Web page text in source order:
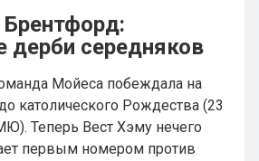
дерби середняков
Мойеса побеждала на
католического Рождества (23
Теперь Вест Хэму нечего
первым номером против